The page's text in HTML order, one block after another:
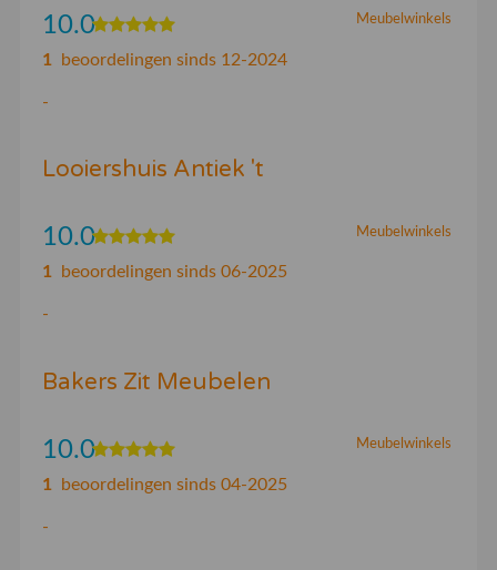
Meubelwinkels
10.0
1 beoordelingen sinds 12-2024
-
Looiershuis Antiek 't
Meubelwinkels
10.0
1beoordelingen sinds 06-2025
-
Bakers Zit Meubelen
Meubelwinkels
10.0
1beoordelingen sinds 04-2025
-